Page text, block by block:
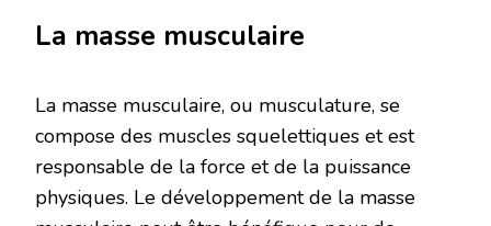
La masse musculaire
La masse musculaire, ou musculature, se
compose des muscles squelettiques et est
responsable de la force et de la puissance
physiques. Le développement de la masse